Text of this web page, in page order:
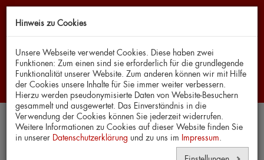
Geschichte
Hinweis zu Cookies
Unsere Webseite verwendet Cookies. Diese haben zwei
Funktionen: Zum einen sind sie erforderlich für die grundlegende
Funktionalität unserer Website. Zum anderen können wir mit Hilfe
der Cookies unsere Inhalte für Sie immer weiter verbessern.
Hierzu werden pseudonymisierte Daten von Website-Besuchern
gesammelt und ausgewertet. Das Einverständnis in die
Verwendung der Cookies können Sie jederzeit widerrufen.
Weitere Informationen zu Cookies auf dieser Website finden Sie
in unserer Datenschutzerklärung und zu uns im Impressum
Einstellungen